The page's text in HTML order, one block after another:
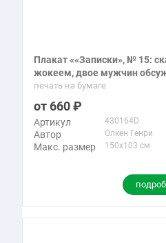
Плакат ««Записки», № 15:
жокеем, двое мужчин
печать на бумаге
660
Артикул 430164D
Автор Олкен Генри
Макс. размер 150x103 см